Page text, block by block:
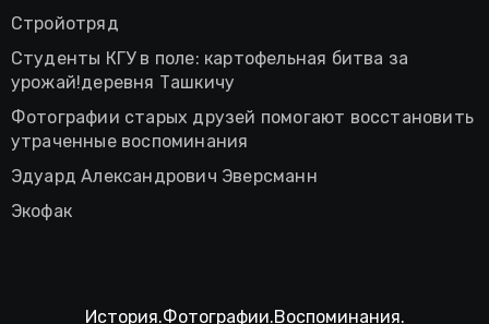
Стройотряд
Студенты КГУ в поле: картофельная битва за
урожай!деревня Ташкичу
Фотографии старых друзей помогают восстановить
утраченные воспоминания
Эдуард Александрович Эверсманн
Экофак
История.Фотографии.Воспоминания.